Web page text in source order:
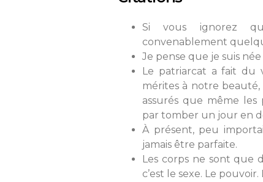
Si vous ignorez
convenablement
Je pense que je suis
Le patriarcat a fait du
mérites à notre
assurés que même les
par tomber un jour en
À présent, peu
jamais être parfaite.
Les corps ne sont que
c’est le sexe. Le pouvoir.